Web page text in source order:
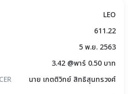
LEO
611.22
5 พ.ย. 2563
3.42 @พาร์ 0.50 บาท
นาย เกตติวิทย์ สิทธิสุนทรวงศ์